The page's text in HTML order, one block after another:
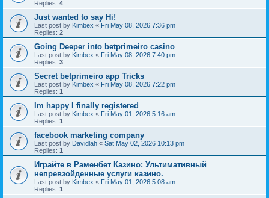
Replies: 4
Just wanted to say Hi!
Last post by Kimbex « Fri May 08, 2026 7:36 pm
Replies: 2
Going Deeper into betprimeiro casino
Last post by Kimbex « Fri May 08, 2026 7:40 pm
Replies: 3
Secret betprimeiro app Tricks
Last post by Kimbex « Fri May 08, 2026 7:22 pm
Replies: 1
Im happy I finally registered
Last post by Kimbex « Fri May 01, 2026 5:16 am
Replies: 1
facebook marketing company
Last post by Davidlah « Sat May 02, 2026 10:13 pm
Replies: 1
Играйте в Раменбет Казино: Ультимативный
непревзойденные услуги казино.
Last post by Kimbex « Fri May 01, 2026 5:08 am
Replies: 1